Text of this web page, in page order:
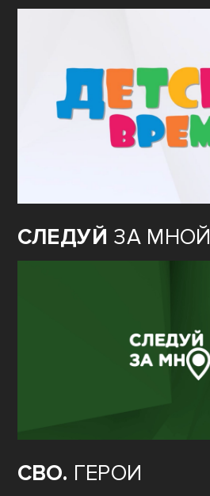
СЛЕДУЙ ЗА МНОЙ
СВО. ГЕРОИ